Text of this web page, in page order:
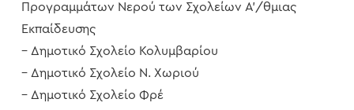
Προγραμμάτων Νερού των Σχολείων Α’/θμιας
Εκπαίδευσης
– Δημοτικό Σχολείο Κολυμβαρίου
– Δημοτικό Σχολείο Ν. Χωριού
– Δημοτικό Σχολείο Φρέ